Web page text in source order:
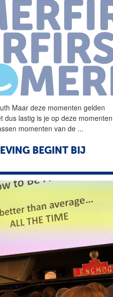
Maar deze momenten gelden
dus lastig is je op deze momenten
momenten van de ...
BEGINT BIJ